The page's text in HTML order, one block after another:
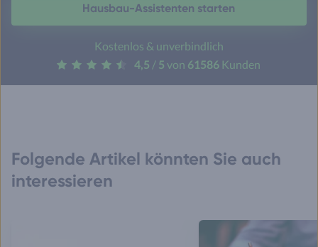
Hausbau-Assistenten starten
Kostenlos & unverbindlich
4,5 / 5 von 61586 Kunden
Folgende Artikel könnten Sie auch
interessieren